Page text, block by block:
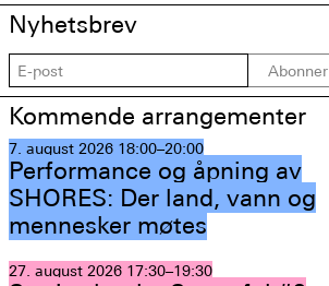
Nyhetsbrev
Abonner
Kommende arrangementer
7. august 2026 18:00–20:00
Performance og åpning av
SHORES: Der land, vann og
mennesker møtes
27. august 2026 17:30–19:30